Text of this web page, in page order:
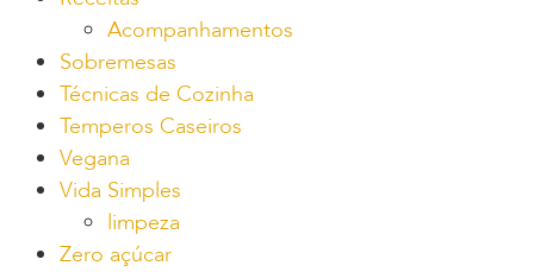
Acompanhamentos
Sobremesas
Técnicas de Cozinha
Temperos Caseiros
Vegana
Vida Simples
limpeza
Zero açúcar